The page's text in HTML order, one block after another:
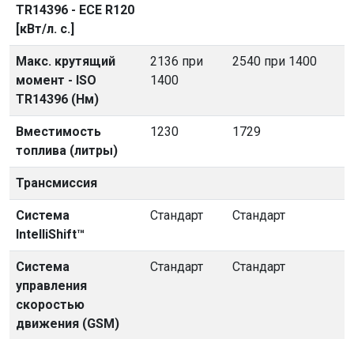
TR14396 - ECE R120
[кВт/л. с.]
Макс. крутящий
момент - ISO
TR14396 (Нм)
2136 при
1400
2540 при 1400
Вместимость
топлива (литры)
1230 1729
Трансмиссия
Система
IntelliShift™
Стандарт Стандарт
Система
управления
скоростью
движения (GSM)
Стандарт Стандарт